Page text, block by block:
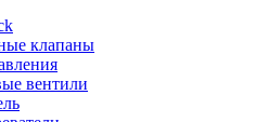
клапаны
вентили